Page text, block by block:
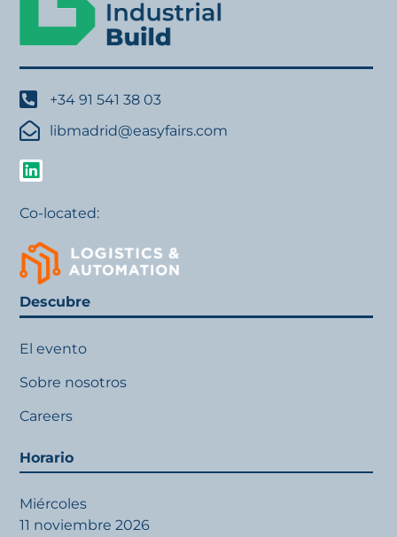
+34 91 541 38 03
libmadrid@easyfairs.com
Co-located:
Descubre
El evento
Sobre nosotros
Careers
Horario
Miércoles
11 noviembre 2026